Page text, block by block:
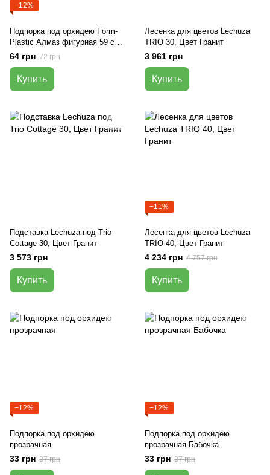
−12%
Подпорка под орхидею Form-
Plastic Алмаз фигурная 59 см,
Цвет Прозрачный Розовый
64 грн 72 грн
Купить
Лесенка для цветов Lechuza
TRIO 30, Цвет Гранит
3 961 грн
Купить
Подставка Lechuza под Trio
Cottage 30, Цвет Гранит
3 573 грн
Купить
−11%
Лесенка для цветов Lechuza
TRIO 40, Цвет Гранит
4 234 грн 4 757 грн
Купить
−12%
Подпорка под орхидею
прозрачная
33 грн 37 грн
−12%
Подпорка под орхидею
прозрачная Бабочка
33 грн 37 грн